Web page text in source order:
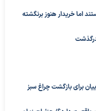
اما خریدار هنوز برنگشته
برای بازگشت چراغ سبز